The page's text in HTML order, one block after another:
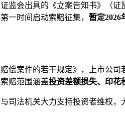
会出具的《立案告知书》（
一时间启动索赔征集， 暂定2026
案件的若干规定》，上市公
赔范围涵盖投资差额损失、印花
法机关大力支持投资者维权